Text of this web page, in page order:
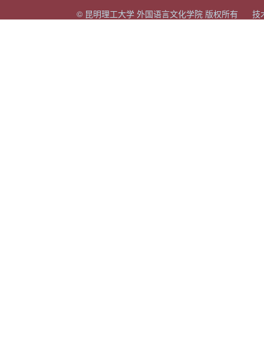
© 昆明理工大学 外国语言文化学院 版权所有 技